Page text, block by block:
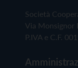
Società
Via Monsignor
P.IVA e C.F.